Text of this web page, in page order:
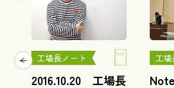
工場長ノート
2016.10.20 工場長
工場